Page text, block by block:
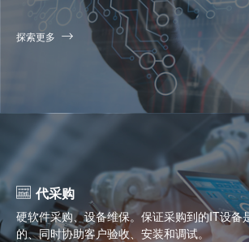
探索更多
代采购
硬软件采购、设备维保。保证采购到的IT设备
的、同时协助客户验收、安装和调试。